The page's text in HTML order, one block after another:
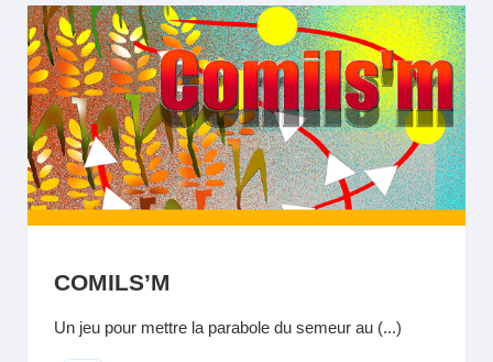
COMILS’M
Un jeu pour mettre la parabole du semeur au (...)